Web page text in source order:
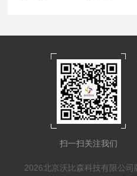
扫一扫关注我们
2026北京沃比森科技有限公